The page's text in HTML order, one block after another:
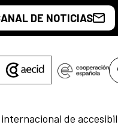
DE NOTICIAS